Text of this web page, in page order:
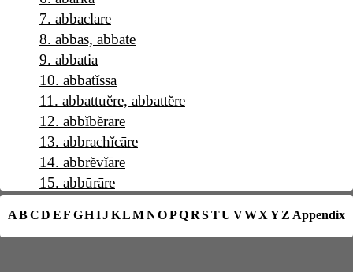
7. abbaclare
8. abbas, abbāte
9. abbatia
10. abbatĭssa
11 . abbattuĕre, abbattĕre
12. abbĭbĕrāre
13. abbrachĭcāre
14. abbrĕvĭāre
15. abbūrāre
17.abĕllāna
A BCD EF GHIJKL MNOPQRSTU VWX YZ Appendix